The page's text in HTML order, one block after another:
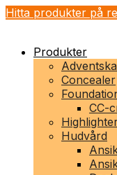
Hitta produkter på
Produkter
Concealer
CC-
Hudvård